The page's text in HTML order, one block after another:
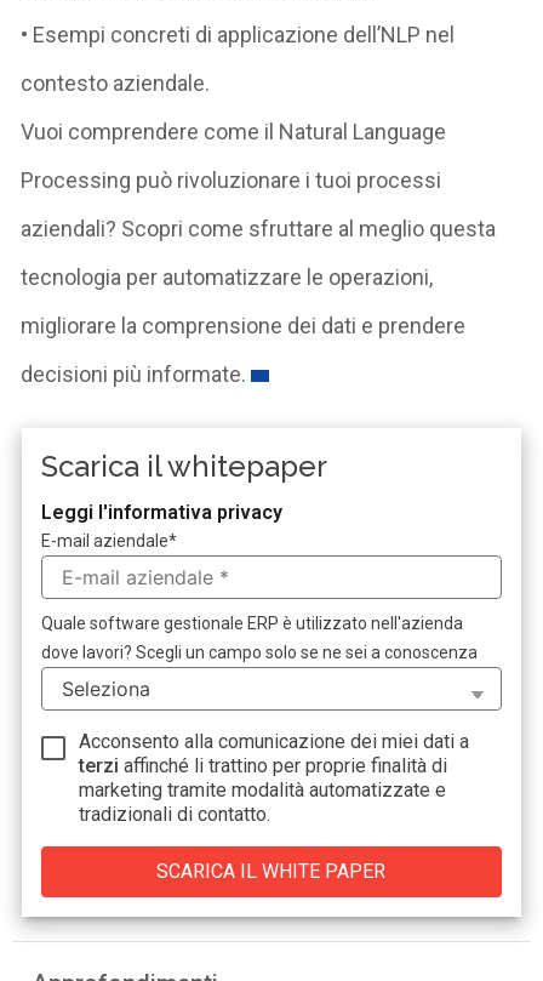
• Esempi concreti di applicazione dell’NLP nel
contesto aziendale.
Vuoi comprendere come il Natural Language
Processing può rivoluzionare i tuoi processi
aziendali? Scopri come sfruttare al meglio questa
tecnologia per automatizzare le operazioni,
migliorare la comprensione dei dati e prendere
decisioni più informate.
Scarica il whitepaper
Leggi l'informativa privacy
E-mail aziendale*
Quale software gestionale ERP è utilizzato nell'azienda
dove lavori? Scegli un campo solo se ne sei a conoscenza
Acconsento alla comunicazione dei miei dati a
terzi affinché li trattino per proprie finalità di
marketing tramite modalità automatizzate e
tradizionali di contatto.